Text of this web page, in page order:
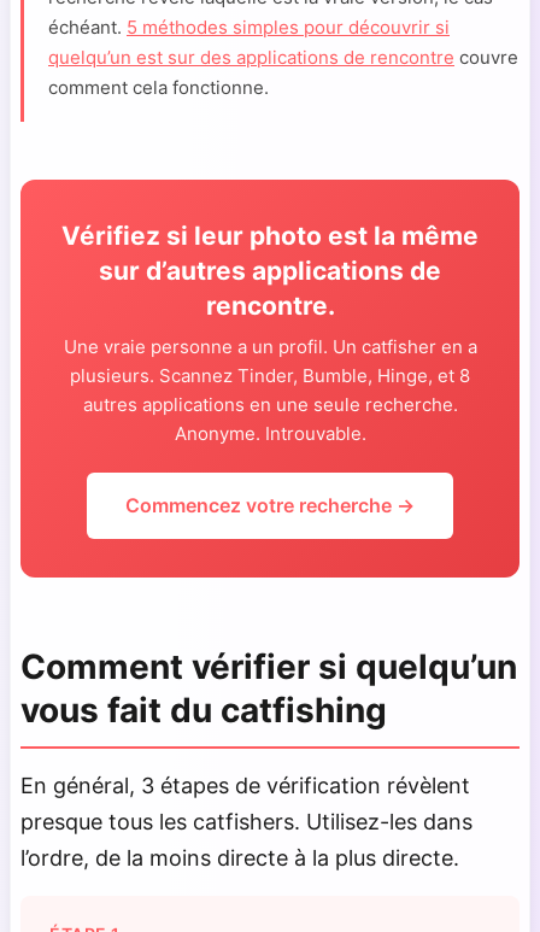
échéant. 5 méthodes simples pour découvrir si
quelqu’un est sur des applications de rencontre couvre
comment cela fonctionne.
Vérifiez si leur photo est la même
sur d’autres applications de
rencontre.
Une vraie personne a un profil. Un catfisher en a
plusieurs. Scannez Tinder, Bumble, Hinge, et 8
autres applications en une seule recherche.
Anonyme. Introuvable.
Commencez votre recherche →
Comment vérifier si quelqu’un
vous fait du catfishing
En général, 3 étapes de vérification révèlent
presque tous les catfishers. Utilisez-les dans
l’ordre, de la moins directe à la plus directe.